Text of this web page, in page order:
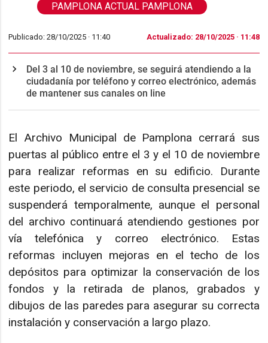
PAMPLONA ACTUAL PAMPLONA
Publicado: 28/10/2025 · 11:40 Actualizado: 28/10/2025 · 11:48
Del 3 al 10 de noviembre, se seguirá atendiendo a la
ciudadanía por teléfono y correo electrónico, además
de mantener sus canales on line
El Archivo Municipal de Pamplona cerrará sus
puertas al público entre el 3 y el 10 de noviembre
para realizar reformas en su edificio. Durante
este periodo, el servicio de consulta presencial se
suspenderá temporalmente, aunque el personal
del archivo continuará atendiendo gestiones por
vía telefónica y correo electrónico. Estas
reformas incluyen mejoras en el techo de los
depósitos para optimizar la conservación de los
fondos y la retirada de planos, grabados y
dibujos de las paredes para asegurar su correcta
instalación y conservación a largo plazo.